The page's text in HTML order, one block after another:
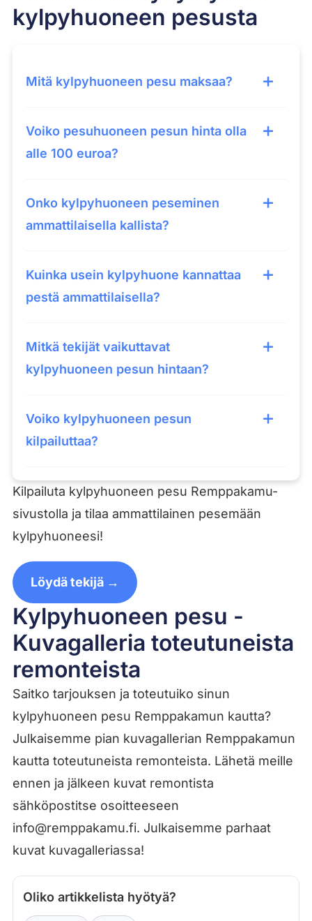
kylpyhuoneen pesusta
Mitä kylpyhuoneen pesu maksaa?
Voiko pesuhuoneen pesun hinta olla
alle 100 euroa?
Onko kylpyhuoneen peseminen
ammattilaisella kallista?
Kuinka usein kylpyhuone kannattaa
pestä ammattilaisella?
Mitkä tekijät vaikuttavat
kylpyhuoneen pesun hintaan?
Voiko kylpyhuoneen pesun
kilpailuttaa?
Kilpailuta kylpyhuoneen pesu Remppakamu-
sivustolla ja tilaa ammattilainen pesemään
kylpyhuoneesi!
Löydä tekijä →
Kylpyhuoneen pesu -
Kuvagalleria toteutuneista
remonteista
Saitko tarjouksen ja toteutuiko sinun
kylpyhuoneen pesu Remppakamun kautta?
Julkaisemme pian kuvagallerian Remppakamun
kautta toteutuneista remonteista. Lähetä meille
ennen ja jälkeen kuvat remontista
sähköpostitse osoitteeseen
info@remppakamu.fi. Julkaisemme parhaat
kuvat kuvagalleriassa!
Oliko artikkelista hyötyä?